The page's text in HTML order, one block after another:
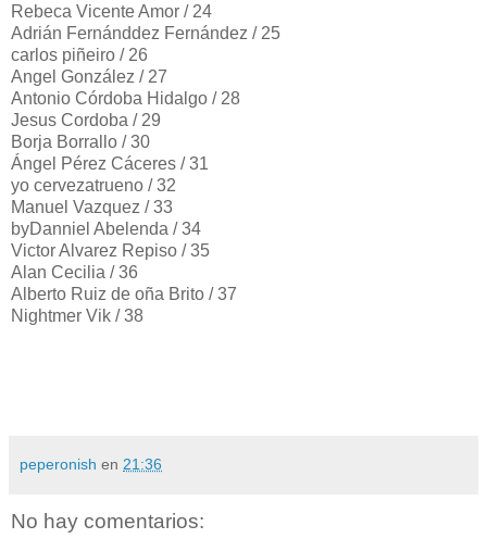
Rebeca Vicente Amor / 24
Adrián Fernánddez Fernández / 25
carlos piñeiro / 26
Angel González / 27
Antonio Córdoba Hidalgo / 28
Jesus Cordoba / 29
Borja Borrallo / 30
Ángel Pérez Cáceres / 31
yo cervezatrueno / 32
Manuel Vazquez / 33
byDanniel Abelenda / 34
Victor Alvarez Repiso / 35
Alan Cecilia / 36
Alberto Ruiz de oña Brito / 37
Nightmer Vik / 38
peperonish en 21:36
No hay comentarios: